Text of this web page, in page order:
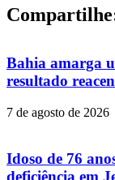
Bahia amarga
resultado
7 de agosto de 2026
Idoso de 76
deficiência em